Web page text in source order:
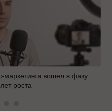
маркетинга вошел в фазу
роста